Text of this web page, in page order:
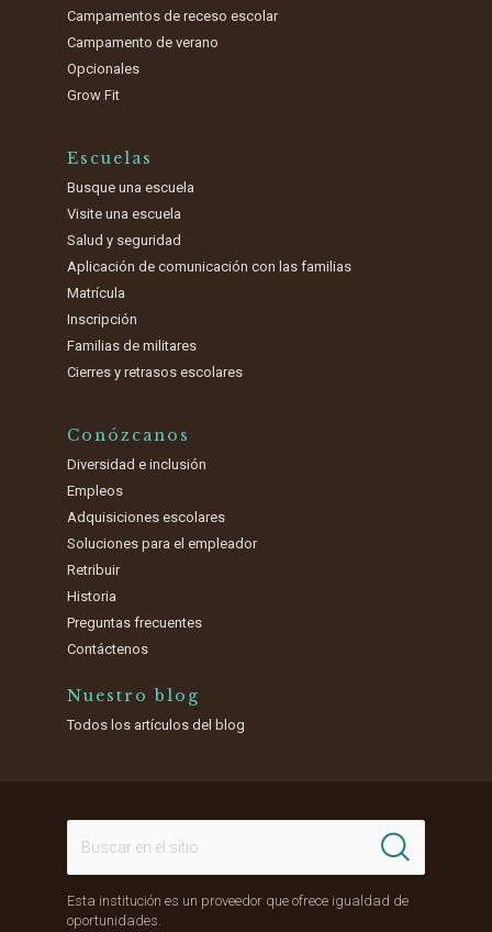
Campamentos de receso escolar
Campamento de verano
Opcionales
Grow Fit
Escuelas
Busque una escuela
Visite una escuela
Salud y seguridad
Aplicación de comunicación con las familias
Matrícula
Inscripción
Familias de militares
Cierres y retrasos escolares
Conózcanos
Diversidad e inclusión
Empleos
Adquisiciones escolares
Soluciones para el empleador
Retribuir
Historia
Preguntas frecuentes
Contáctenos
Nuestro blog
Todos los artículos del blog
Esta institución es un proveedor que ofrece igualdad de
oportunidades.